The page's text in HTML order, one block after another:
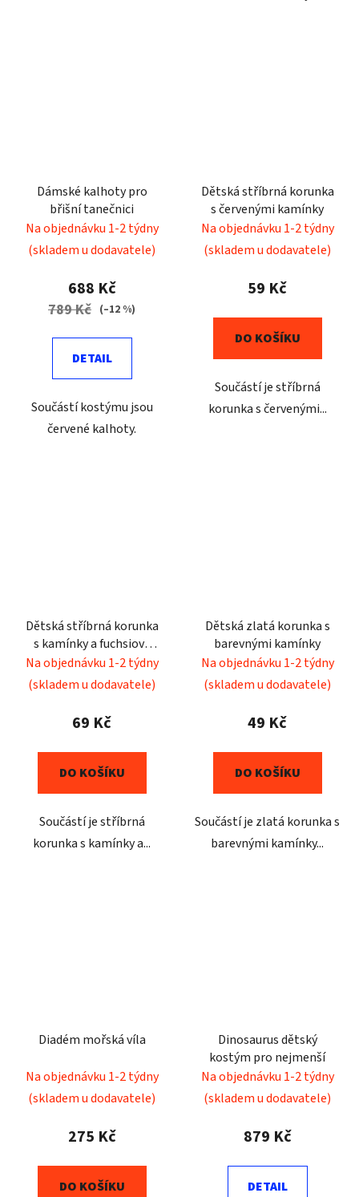
Dámské kalhoty pro
břišní tanečnici
Na objednávku 1-2 týdny
(skladem u dodavatele)
688 Kč
789 Kč (–12 %)
DETAIL
Součástí kostýmu jsou
červené kalhoty.
Dětská stříbrná korunka
s červenými kamínky
Na objednávku 1-2 týdny
(skladem u dodavatele)
59 Kč
DO KOŠÍKU
Součástí je stříbrná
korunka s červenými...
Dětská stříbrná korunka
s kamínky a fuchsiově
růžovými peříčky
Na objednávku 1-2 týdny
(skladem u dodavatele)
69 Kč
DO KOŠÍKU
Součástí je stříbrná
korunka s kamínky a...
Dětská zlatá korunka s
barevnými kamínky
Na objednávku 1-2 týdny
(skladem u dodavatele)
49 Kč
DO KOŠÍKU
Součástí je zlatá korunka s
barevnými kamínky...
Diadém mořská víla
Na objednávku 1-2 týdny
(skladem u dodavatele)
275 Kč
DO KOŠÍKU
Dinosaurus dětský
kostým pro nejmenší
Na objednávku 1-2 týdny
(skladem u dodavatele)
879 Kč
DETAIL